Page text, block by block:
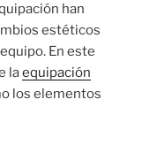
han
estéticos
En este
laequipación
los elementos